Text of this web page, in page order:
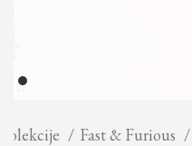
Fast & Furious